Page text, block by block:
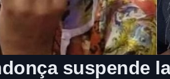
suspende